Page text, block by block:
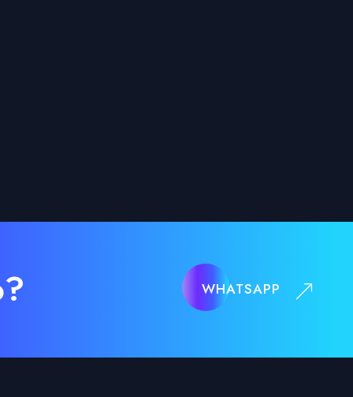
WHATSAPP